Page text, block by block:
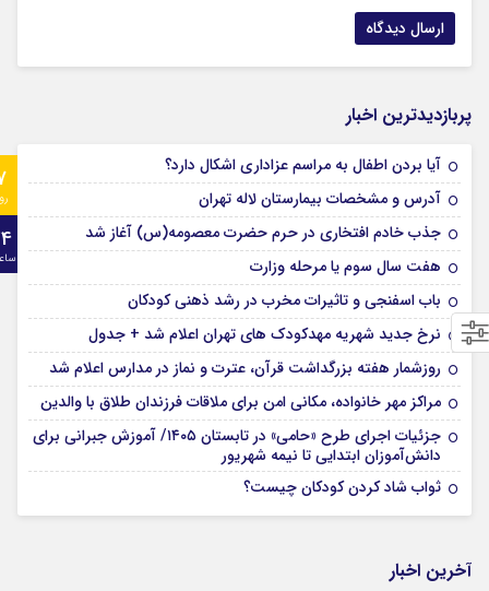
پربازدیدترین اخبار
آیا بردن اطفال به مراسم عزادارى اشکال دارد؟
آدرس و مشخصات بیمارستان لاله تهران
جذب خادم افتخاری در حرم حضرت معصومه(س) آغاز شد
هفت سال سوم یا مرحله وزارت
باب اسفنجی و تاثیرات مخرب در رشد ذهنی کودکان
نرخ جدید شهریه مهدکودک های تهران اعلام شد + جدول
روزشمار هفته بزرگداشت قرآن، عترت و نماز در مدارس اعلام شد
مراکز مهر خانواده، مکانی امن برای ملاقات فرزندان طلاق با والدین
جزئیات اجرای طرح «حامی» در تابستان ۱۴۰۵/ آموزش جبرانی برای
دانش‌آموزان ابتدایی تا نیمه شهریور
ثواب شاد کردن کودکان چیست؟
آخرین اخبار